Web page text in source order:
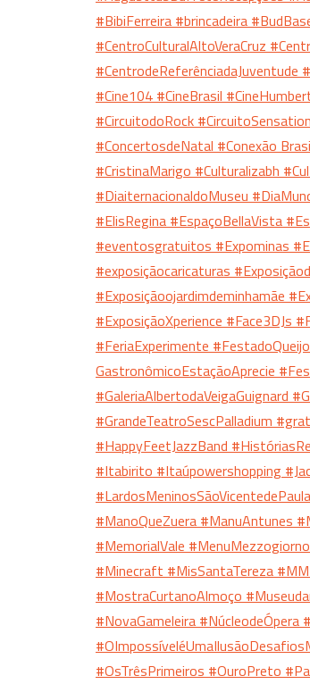
#BibiFerreira #brincadeira
#CentroCulturalAltoVeraCruz
#CentrodeReferênciadaJuventude
#Cine104 #CineBrasil
#CircuitodoRock #CircuitoSensation
#ConcertosdeNatal #Conexão
#CristinaMarigo #Culturalizabh
#DiaiternacionaldoMuseu
#ElisRegina #EspaçoBellaVista
#eventosgratuitos #Expominas
#exposiçãocaricaturas
#Exposiçãoojardimdeminhamãe
#ExposiçãoXperience #Face3DJs
#FeriaExperimente #FestadoQueijo
GastronômicoEstaçãoAprecie
#GaleriaAlbertodaVeigaGuignard
#GrandeTeatroSescPalladium
#HappyFeetJazzBand
#Itabirito #Itaúpowershopping
#LardosMeninosSãoVicentedePaula
#ManoQueZuera #ManuAntunes
#MemorialVale #MenuMezzogiorno
#Minecraft #MisSantaTereza
#MostraCurtanoAlmoço
#NovaGameleira #NúcleodeÓpera
#OsTrêsPrimeiros #OuroPreto